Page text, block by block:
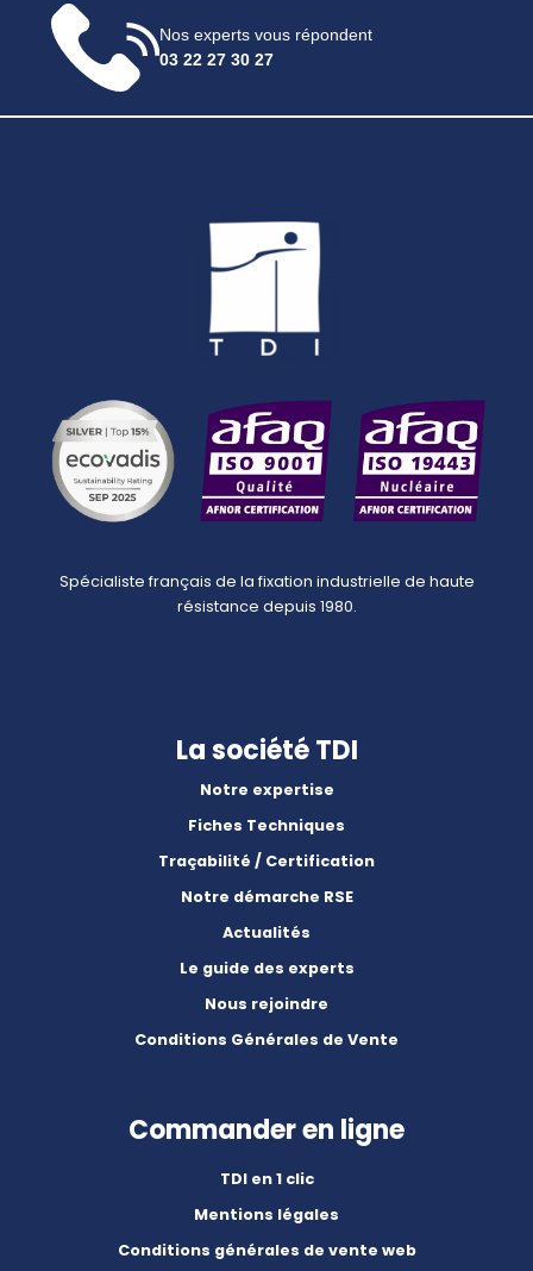
Nos experts vous répondent
03 22 27 30 27
Spécialiste français de la fixation industrielle de haute
résistance depuis 1980.
La société TDI
Notre expertise
Fiches Techniques
Traçabilité / Certification
Notre démarche RSE
Actualités
Le guide des experts
Nous rejoindre
Conditions Générales de Vente
Commander en ligne
TDI en 1 clic
Mentions légales
Conditions générales de vente web